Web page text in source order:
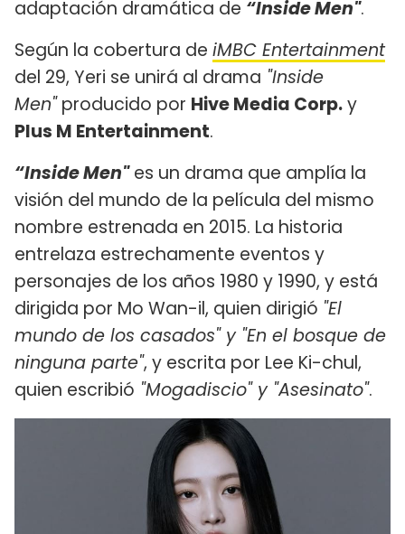
adaptación dramática de “Inside Men".
Según la cobertura de iMBC Entertainment
del 29, Yeri se unirá al drama "Inside
Men"producido por Hive Media Corp.y
Plus M Entertainment.
“Inside Men"es un drama que amplía la
visión del mundo de la película del mismo
nombre estrenada en 2015. La historia
entrelaza estrechamente eventos y
personajes de los años 1980 y 1990, y está
dirigida por Mo Wan-il, quien dirigió "El
mundo de los casados" y "En el bosque de
ninguna parte", y escrita por Lee Ki-chul,
quien escribió "Mogadiscio" y "Asesinato".